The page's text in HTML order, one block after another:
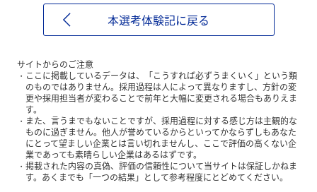
本選考体験記に戻る
サイトからのご注意
ここに掲載しているデータは、「こうすれば必ずうまくいく」という類
のものではありません。採用過程は人によって異なりますし、方針の変
更や採用担当者が変わることで前年と大幅に変更される場合もありえま
す。
また、言うまでもないことですが、採用過程に対する感じ方は主観的な
ものに過ぎません。他人が誉めているからといってかならずしもあなた
にとって望ましい企業とは言い切れませんし、ここで評価の高くない企
業であっても素晴らしい企業はあるはずです。
掲載された内容の真偽、評価の信頼性について当サイトは保証しかねま
す。あくまでも「一つの結果」として参考程度にとどめてください。